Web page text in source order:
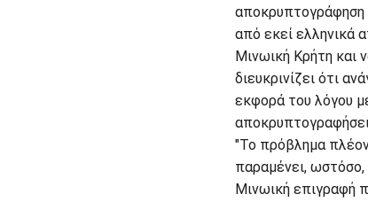
αποκρυπτογράφηση
από εκεί ελληνικά
Μινωική Κρήτη και
διευκρινίζει ότι
εκφορά του λόγου
"Το πρόβλημα πλέον
παραμένει, ωστόσο,
Μινωική επιγραφή